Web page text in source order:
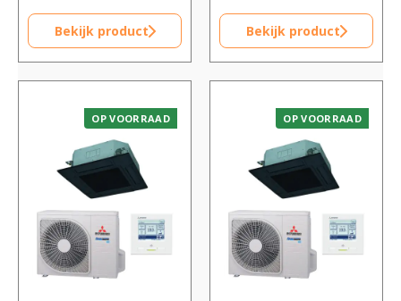
Bekijk product Bekijk product
OP VOORRAAD OP VOORRAAD